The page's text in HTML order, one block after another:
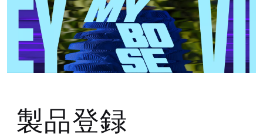
製品登録